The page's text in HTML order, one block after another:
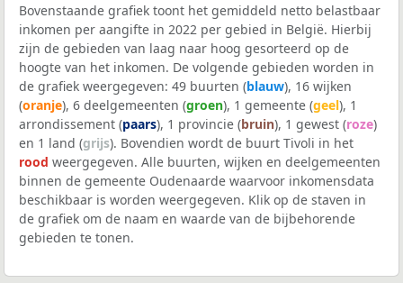
Bovenstaande grafiek toont het gemiddeld netto belastbaar
inkomen per aangifte in 2022 per gebied in België. Hierbij
zijn de gebieden van laag naar hoog gesorteerd op de
hoogte van het inkomen. De volgende gebieden worden in
de grafiek weergegeven: 49 buurten (blauw), 16 wijken
(oranje), 6 deelgemeenten (groen), 1 gemeente (geel), 1
arrondissement (paars), 1 provincie (bruin), 1 gewest (roze)
en 1 land (grijs). Bovendien wordt de buurt Tivoli in het
rood weergegeven. Alle buurten, wijken en deelgemeenten
binnen de gemeente Oudenaarde waarvoor inkomensdata
beschikbaar is worden weergegeven. Klik op de staven in
de grafiek om de naam en waarde van de bijbehorende
gebieden te tonen.